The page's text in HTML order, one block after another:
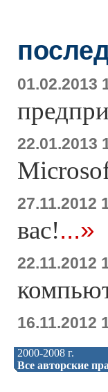
01.02.2013
22.01.2013
27.11.2012
вас!...»
22.11.2012
16.11.2012
2000-2008 г.
Все авторские